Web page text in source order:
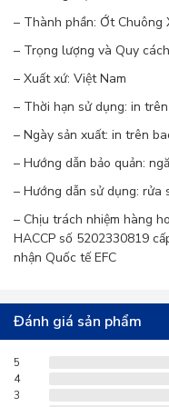
Hàm lượng
chứa ít
giác cay nóng,
cay.
Giá trị dinh
nhiều vitamin,
cay, mang đến
Tăng cường hệ
vitamin C cao,
hệ miễn dịch,
– Thành phần: Ớt Chuông
– Trọng lượng và Quy
– Xuất xứ: Việt Nam
– Thời hạn sử dụng: in
– Ngày sản xuất: in trên
– Hướng dẫn bảo quản:
– Hướng dẫn sử dụng: rửa
– Chịu trách nhiệm hàng
HACCP số 5202330819
nhận Quốc tế EFC
Đánh giá sản phẩm
5
4
3